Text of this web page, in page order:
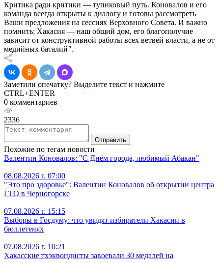
Критика ради критики — тупиковый путь. Коновалов и его
команда всегда открыты к диалогу и готовы рассмотреть
Ваши предложения на сессиях Верховного Совета. И важно
помнить: Хакасия — наш общий дом, его благополучие
зависит от конструктивной работы всех ветвей власти, а не от
медийных баталий".
Заметили опечатку? Выделите текст и нажмите
CTRL+ENTER
0 комментариев
2336
Отправить
Похожие по тегам новости
Валентин Коновалов: "С Днём города, любимый Абакан"
08.08.2026 г. 07:00
"Это про здоровье": Валентин Коновалов об открытии центра
ГТО в Черногорске
07.08.2026 г. 15:15
Выборы в Госдуму: что увидят избиратели Хакасии в
бюллетенях
07.08.2026 г. 10:21
Хакасские тхэквондисты завоевали 30 медалей на